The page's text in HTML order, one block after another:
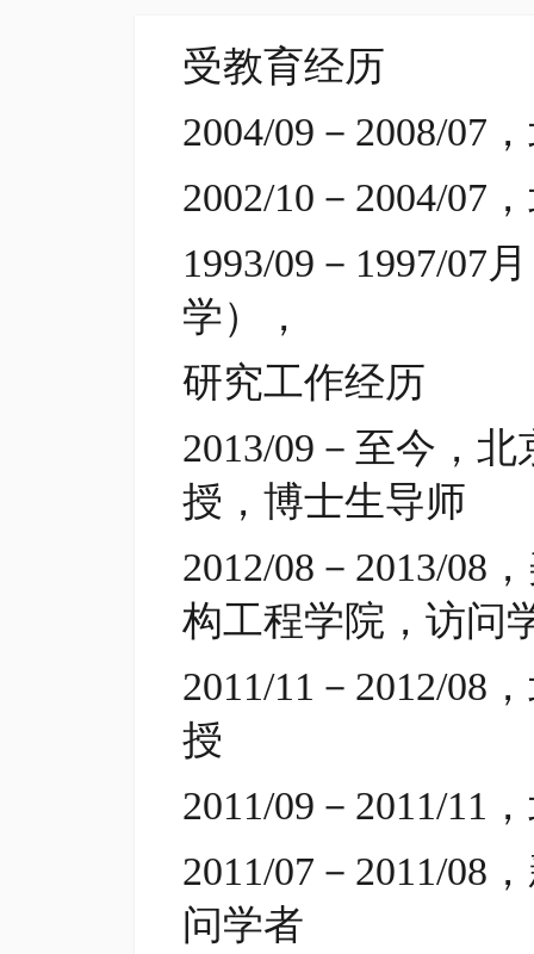
受教育经历
2004/09－2008/07
2002/10－2004/07
1993/09－1997/07
学），
研究工作经历
2013/09－至今，
授，博士生导师
2012/08－2013/08
构工程学院，访问
2011/11－2012/08
授
2011/09－2011/11
2011/07－2011/08
问学者